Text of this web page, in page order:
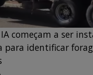
começam a ser
para identificar